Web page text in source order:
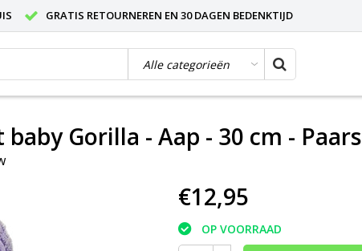
GRATIS RETOURNEREN EN 30 DAGEN BEDENKTIJD
Gorilla - Aap - 30 cm - Paars
€12,95
OP VOORRAAD